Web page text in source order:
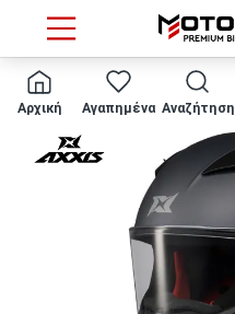
Αρχική Αγαπημένα Αναζήτηση
HOME Κατασκευαστής Axxis